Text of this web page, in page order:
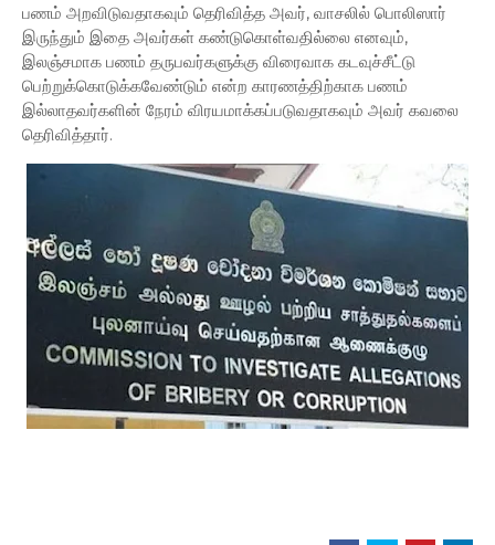
பணம் அறவிடுவதாகவும் தெரிவித்த அவர், வாசலில் பொலிஸார்
இருந்தும் இதை அவர்கள் கண்டுகொள்வதில்லை எனவும்,
இலஞ்சமாக பணம் தருபவர்களுக்கு விரைவாக கடவுச்சீட்டு
பெற்றுக்கொடுக்கவேண்டும் என்ற காரணத்திற்காக பணம்
இல்லாதவர்களின் நேரம் விரயமாக்கப்படுவதாகவும் அவர் கவலை
தெரிவித்தார்.